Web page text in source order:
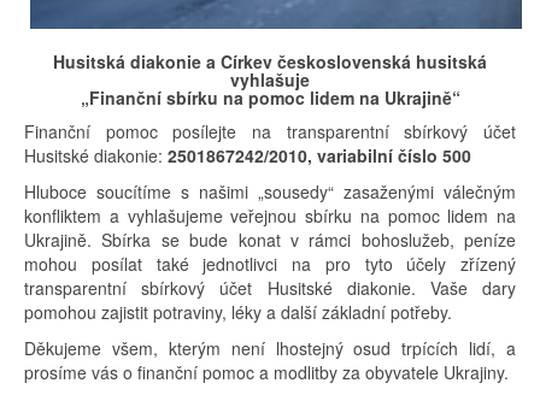
Husitská diakonie a Církev československá husitská
vyhlašuje
„Finanční sbírku na pomoc lidem na Ukrajině“
Finanční pomoc posílejte na transparentní sbírkový účet
Husitské diakonie: 2501867242/2010, variabilní číslo 500
Hluboce soucítíme s našimi „sousedy“ zasaženými válečným
konfliktem a vyhlašujeme veřejnou sbírku na pomoc lidem na
Ukrajině. Sbírka se bude konat v rámci bohoslužeb, peníze
mohou posílat také jednotlivci na pro tyto účely zřízený
transparentní sbírkový účet Husitské diakonie. Vaše dary
pomohou zajistit potraviny, léky a další základní potřeby.
Děkujeme všem, kterým není lhostejný osud trpících lidí, a
prosíme vás o finanční pomoc a modlitby za obyvatele Ukrajiny.